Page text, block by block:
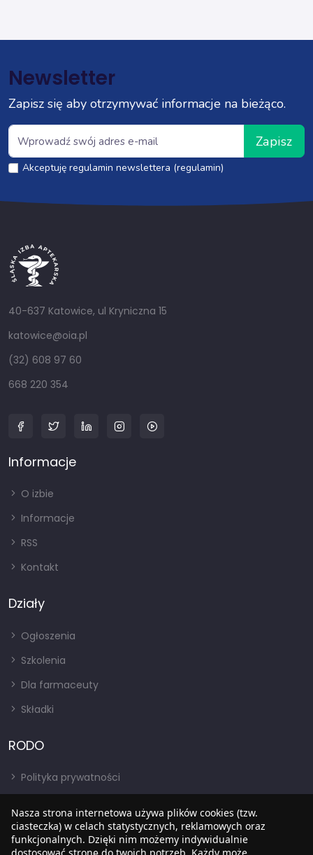
Newsletter
Zapisz się aby otrzymywać informacje na bieżąco.
Zapisz
Akceptuję regulamin newslettera (regulamin)
40-637 Katowice, ul Kryniczna 15
katowice@oia.pl
(32) 608 97 60
668 220 354
Informacje
O izbie
Informacje
RSS
Kontakt
Działy
Ogłoszenia
Szkolenia
Dla farmaceuty
Składki
RODO
Polityka prywatności
RODO
BIP
Nasza strona internetowa używa plików cookies (tzw.
ciasteczka) w celach statystycznych, reklamowych oraz
funkcjonalnych. Dzięki nim możemy indywidualnie